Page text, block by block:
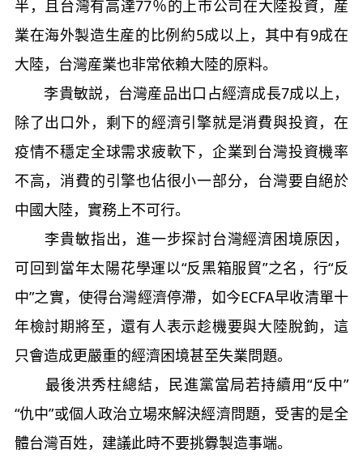
半，且台灣有高達77％的上市公司在大陸投資，産
業在海外製造生産的比例約5成以上，其中有9成在
大陸，台灣産業也非常依賴大陸的原料。
李貴敏説，台灣産品出口占經濟成長7成以上，
除了出口外，剩下的經濟引擎就是消費與投資，在
疫情不穩定全球需求疲軟下，企業到台灣投資機率
不高，消費的引擎也佔很小一部分，台灣要自絕於
中國大陸，實務上不可行。
李貴敏指出，進一步探討台灣經濟困境原因，
可回到當年太陽花學運以“反黑箱服貿”之名，行“反
中”之實，使得台灣經濟停滯，如今ECFA早收清單十
年檢討期將至，還有人表示趁機要與大陸脫鉤，這
只會造成更嚴重的經濟困境甚至失業問題。
最後洪秀柱總結，民進黨當局若持續用“反中”
“仇中”或個人政治立場來解決經濟問題，受害的是全
體台灣百姓，建議此時不要挑釁製造事端。